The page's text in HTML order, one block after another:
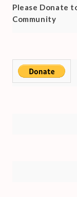
Please Donate
Community